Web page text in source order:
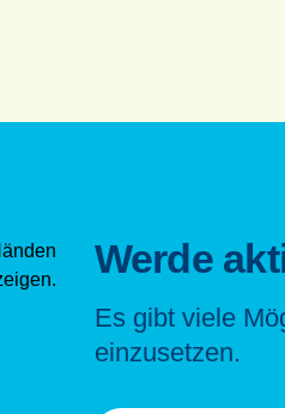
Werde
Es gibt viele
einzusetzen.